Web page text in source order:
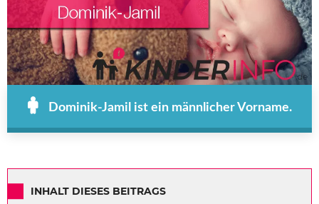
Dominik-Jamil ist ein männlicher Vorname.
INHALT DIESES BEITRAGS